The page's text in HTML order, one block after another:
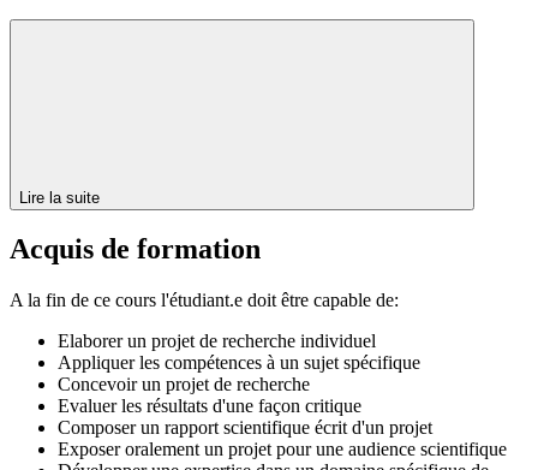
Lire la suite
Acquis de formation
A la fin de ce cours l'étudiant.e doit être capable de:
Elaborer un projet de recherche individuel
Appliquer les compétences à un sujet spécifique
Concevoir un projet de recherche
Evaluer les résultats d'une façon critique
Composer un rapport scientifique écrit d'un projet
Exposer oralement un projet pour une audience scientifique